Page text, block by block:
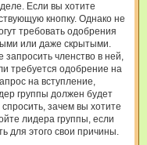
Если вы хотите
кнопку. Однако не
требовать одобрения
или даже скрытыми.
членство в ней,
требуется одобрение на
на вступление,
группы должен будет
зачем вы хотите
лидера группы, если
для этого свои причины.